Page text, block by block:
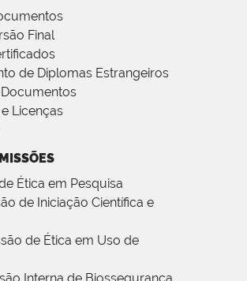
Final
de Diplomas Estrangeiros
Licenças
Ética em Pesquisa
de Iniciação Científica e
de Ética em Uso de